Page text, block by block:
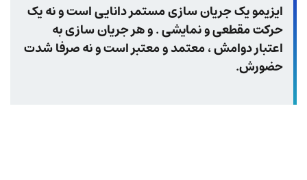
ایزیمو یک جریان سازی مستمر دانایی است و نه یک
حرکت مقطعی و نمایشی . و هر جریان سازی به
اعتبار دوامش ، معتمد و معتبر است و نه صرفا شدت
حضورش.